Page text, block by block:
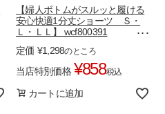
【婦人ボトムがスルッと履ける
安心快適1分丈ショーツ Ｓ・
Ｌ・ＬＬ】 wcf800391
定価 ¥1,298のところ
当店特別価格 ¥858税込
カートに追加